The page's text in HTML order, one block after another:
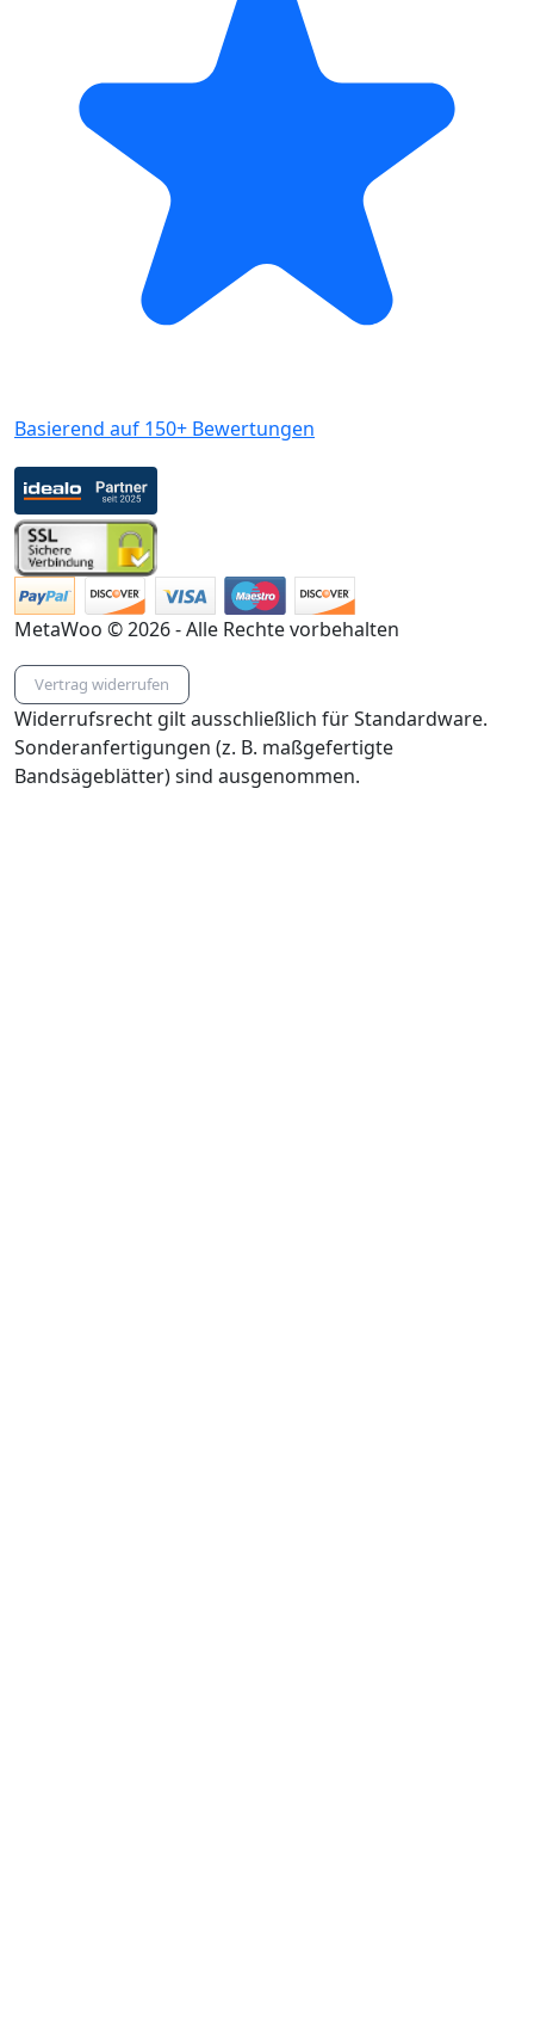
Basierend auf 150+ Bewertungen
MetaWoo © 2026 - Alle Rechte vorbehalten
Vertrag widerrufen
Widerrufsrecht gilt ausschließlich für Standardware.
Sonderanfertigungen (z. B. maßgefertigte
Bandsägeblätter) sind ausgenommen.